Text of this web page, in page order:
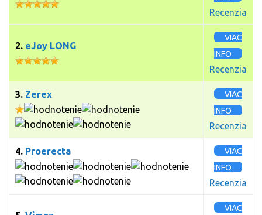
Recenzia
2. eJoy LONG
VIAC
INFO
Recenzia
3. Zerex
VIAC
INFO
Recenzia
4. Proerecta
VIAC
INFO
Recenzia
VIAC